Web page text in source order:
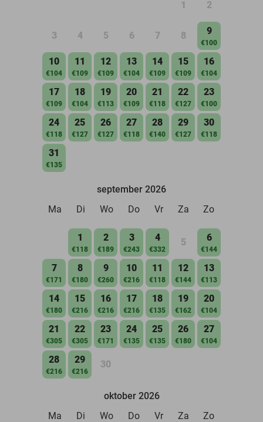
1 2
3 4 5 6 7 8 9
€100
10
€104
11
€109
12
€109
13
€104
14
€109
15
€109
16
€104
17
€109
18
€104
19
€113
20
€109
21
€118
22
€127
23
€100
24
€118
25
€127
26
€127
27
€118
28
€140
29
€127
30
€118
31
€135
september 2026
Ma
Di Wo Do Vr Za Zo
1
€118
2
€189
3
€243
4
€332
5 6
€144
7
€171
8
€180
9
€260
10
€216
11
€118
12
€144
13
€113
14
€180
15
€216
16
€216
17
€216
18
€135
19
€162
20
€104
21
€305
22
€305
23
€171
24
€135
25
€135
26
€180
27
€104
28
€216
29
€216
30
oktober 2026
Ma
Di Wo Do Vr Za Zo